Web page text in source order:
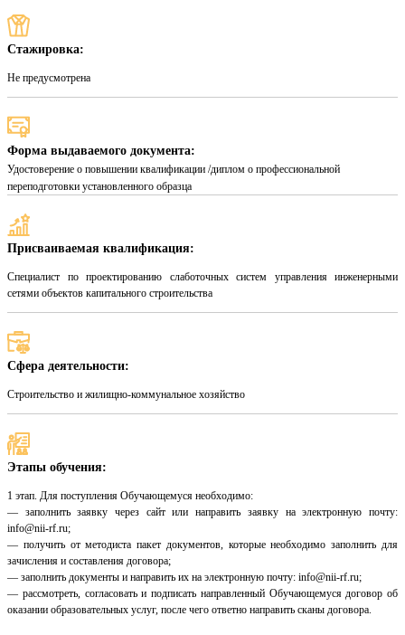
Стажировка:
Не предусмотрена
Форма выдаваемого документа:
Удостоверение о повышении квалификации /диплом о профессиональной
переподготовки установленного образца
Присваиваемая квалификация:
Специалист по проектированию слаботочных систем управления инженерными
сетями объектов капитального строительства
Сфера деятельности:
Строительство и жилищно-коммунальное хозяйство
Этапы обучения:
1 этап. Для поступления Обучающемуся необходимо:
— заполнить заявку через сайт или направить заявку на электронную почту:
info@nii-rf.ru;
— получить от методиста пакет документов, которые необходимо заполнить для
зачисления и составления договора;
— заполнить документы и направить их на электронную почту: info@nii-rf.ru;
— рассмотреть, согласовать и подписать направленный Обучающемуся договор об
оказании образовательных услуг, после чего ответно направить сканы договора.